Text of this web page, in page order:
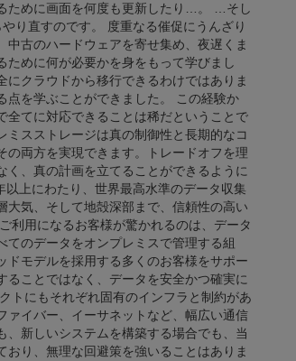
ために画面を何度も更新したり…。 …そし
り直すのです。 度重なる催促にうんざり
古のハードウェアを寄せ集め、夜遅くま
めに何が必要かを身をもって学びまし
クラウドから移行できるわけではありま
点を学ぶことができました。 この経験か
全てに対応できることは稀だということで
スストレージは真の制御性と長期的なコ
の両方を実現できます。トレードオフを理
、真の計画を立てることができるように
上にわたり、世界最高水準のデータ収集
大気、そして地殻深部まで、信頼性の高い
利用になるお客様が驚かれるのは、データ
のデータをオンプレミスで管理する組
モデルを採用する多くのお客様をサポ​​ー
ることではなく、データを安全かつ確実に
トにもそれぞれ固有のインフラと制約があ
ァイバー、イーサネットなど、幅広い通信
新しいシステムを構築する場合でも、当
り、無理な回避策を強いることはありま